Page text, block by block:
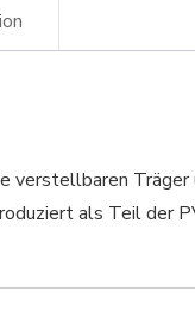
Träger
als Teil der